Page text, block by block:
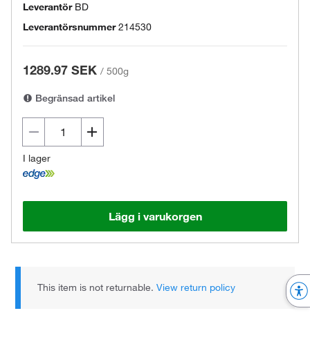
Leverantör BD
Leverantörsnummer 214530
1289.97 SEK / 500g
Begränsad artikel
I lager
Lägg i varukorgen
This item is not returnable.View return policy